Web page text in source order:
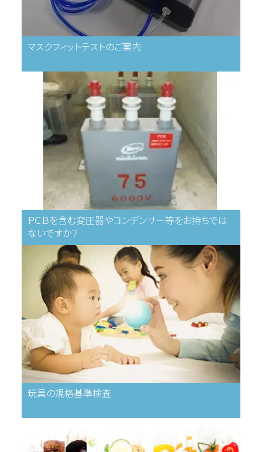
マスクフィットテストのご案内
ＰＣＢを含む変圧器やコンデンサ－等をお持ちでは
ないですか？
玩具の規格基準検査